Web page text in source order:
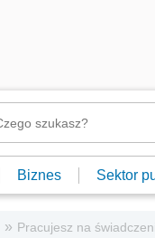
Biznes Sektor
» Pracujesz na